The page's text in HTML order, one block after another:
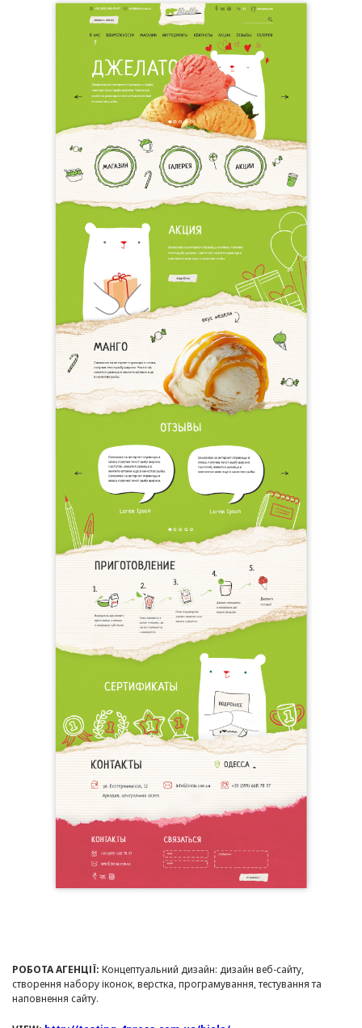
РОБОТА АГЕНЦІЇ: Концептуальний дизайн: дизайн веб-сайту,
створення набору іконок, верстка, програмування, тестування та
наповнення сайту.